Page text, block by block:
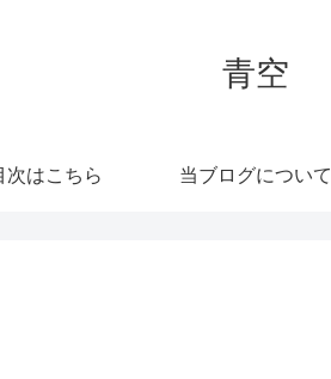
青空
次はこちら 当ブログについて